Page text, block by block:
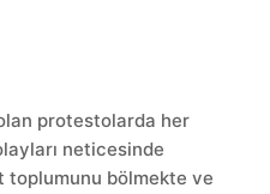
protestolarda her
neticesinde
toplumunu bölmekte ve